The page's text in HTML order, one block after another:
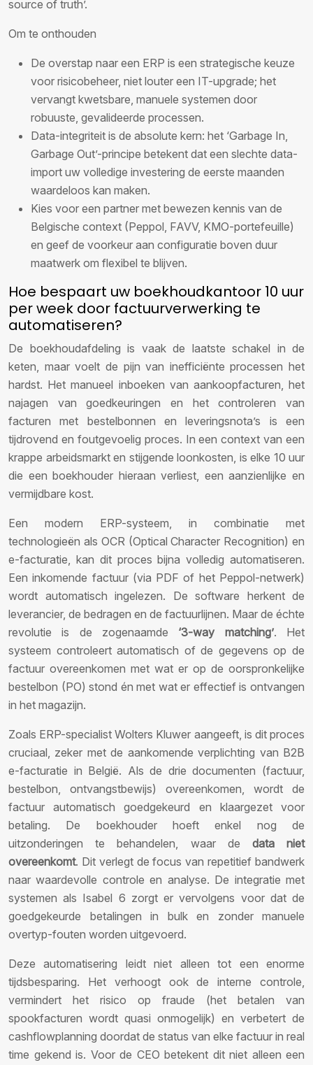
source of truth’.
Om te onthouden
De overstap naar een ERP is een strategische keuze
voor risicobeheer, niet louter een IT-upgrade; het
vervangt kwetsbare, manuele systemen door
robuuste, gevalideerde processen.
Data-integriteit is de absolute kern: het ‘Garbage In,
Garbage Out’-principe betekent dat een slechte data-
import uw volledige investering de eerste maanden
waardeloos kan maken.
Kies voor een partner met bewezen kennis van de
Belgische context (Peppol, FAVV, KMO-portefeuille)
en geef de voorkeur aan configuratie boven duur
maatwerk om flexibel te blijven.
Hoe bespaart uw boekhoudkantoor 10 uur
per week door factuurverwerking te
automatiseren?
De boekhoudafdeling is vaak de laatste schakel in de
keten, maar voelt de pijn van inefficiënte processen het
hardst. Het manueel inboeken van aankoopfacturen, het
najagen van goedkeuringen en het controleren van
facturen met bestelbonnen en leveringsnota’s is een
tijdrovend en foutgevoelig proces. In een context van een
krappe arbeidsmarkt en stijgende loonkosten, is elke 10 uur
die een boekhouder hieraan verliest, een aanzienlijke en
vermijdbare kost.
Een modern ERP-systeem, in combinatie met
technologieën als OCR (Optical Character Recognition) en
e-facturatie, kan dit proces bijna volledig automatiseren.
Een inkomende factuur (via PDF of het Peppol-netwerk)
wordt automatisch ingelezen. De software herkent de
leverancier, de bedragen en de factuurlijnen. Maar de échte
revolutie is de zogenaamde ‘3-way matching’. Het
systeem controleert automatisch of de gegevens op de
factuur overeenkomen met wat er op de oorspronkelijke
bestelbon (PO) stond én met wat er effectief is ontvangen
in het magazijn.
Zoals ERP-specialist Wolters Kluwer aangeeft, is dit proces
cruciaal, zeker met de aankomende verplichting van B2B
e-facturatie in België. Als de drie documenten (factuur,
bestelbon, ontvangstbewijs) overeenkomen, wordt de
factuur automatisch goedgekeurd en klaargezet voor
betaling. De boekhouder hoeft enkel nog de
uitzonderingen te behandelen, waar de data niet
overeenkomt. Dit verlegt de focus van repetitief bandwerk
naar waardevolle controle en analyse. De integratie met
systemen als Isabel 6 zorgt er vervolgens voor dat de
goedgekeurde betalingen in bulk en zonder manuele
overtyp-fouten worden uitgevoerd.
Deze automatisering leidt niet alleen tot een enorme
tijdsbesparing. Het verhoogt ook de interne controle,
vermindert het risico op fraude (het betalen van
spookfacturen wordt quasi onmogelijk) en verbetert de
cashflowplanning doordat de status van elke factuur in real
time gekend is. Voor de CEO betekent dit niet alleen een